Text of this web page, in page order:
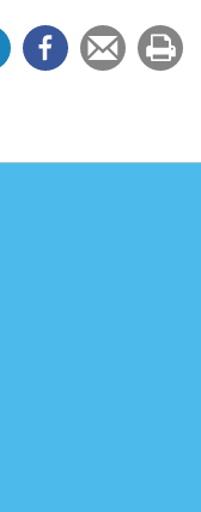
e
e
Tipsa
en
ut